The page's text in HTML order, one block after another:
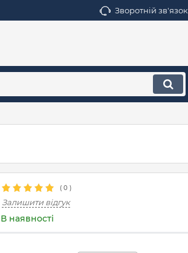
Зворотній зв'язок
( 0 )
Залишити відгук
В наявності